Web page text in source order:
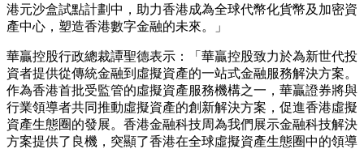
港元沙盒試點計劃中，助力香港成為全球代幣化貨幣及加密資
產中心，塑造香港數字金融的未來。」
華贏控股行政總裁譚聖德表示：「華贏控股致力於為新世代投
資者提供從傳統金融到虛擬資產的一站式金融服務解決方案。
作為香港首批受監管的虛擬資產服務機構之一，華贏證券將與
行業領導者共同推動虛擬資產的創新解決方案，促進香港虛擬
資產生態圈的發展。香港金融科技周為我們展示金融科技解決
方案提供了良機，突顯了香港在全球虛擬資產生態圈中的領導